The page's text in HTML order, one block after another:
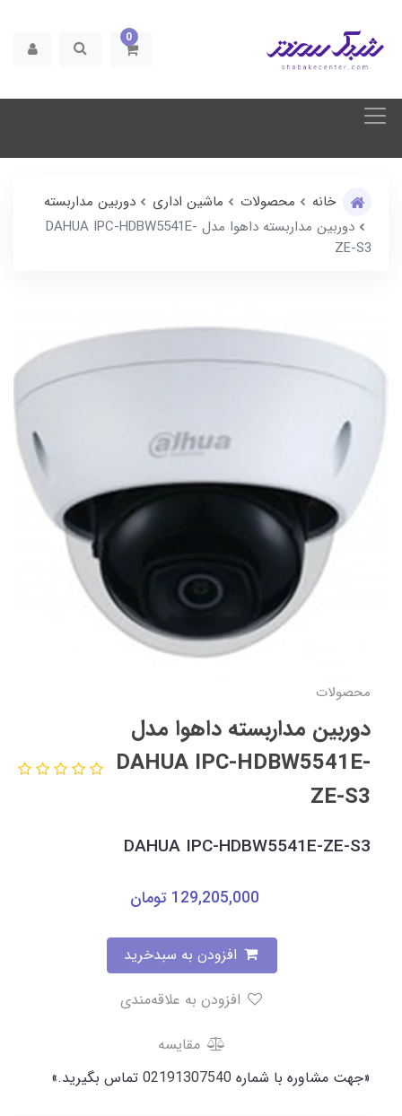
0
خانه محصولات ماشین اداری
دوربین مداربسته
دوربین مداربسته داهوا مدل DAHUA IPC-HDBW5541E-
ZE-S3
محصولات
دوربین مداربسته داهوا مدل
DAHUA IPC-HDBW5541E-
ZE-S3
DAHUA IPC-HDBW5541E-ZE-S3
129,205,000 تومان
مقایسه
«جهت مشاوره با شماره 02191307540 تماس بگیرید.»